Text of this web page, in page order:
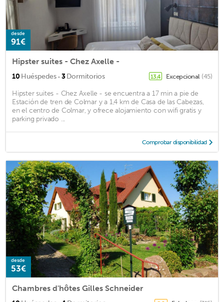
desde
91€
Hipster suites - Chez Axelle -
10 Huéspedes · 3Dormitorios 13,4 Excepcional (45)
Hipster suites - Chez Axelle - se encuentra a 17 min a pie de
Estación de tren de Colmar y a 1,4 km de Casa de las Cabezas,
en el centro de Colmar, y ofrece alojamiento con wifi gratis y
parking privado ...
Comprobar disponibilidad
desde
53€
Chambres d'hôtes Gilles Schneider